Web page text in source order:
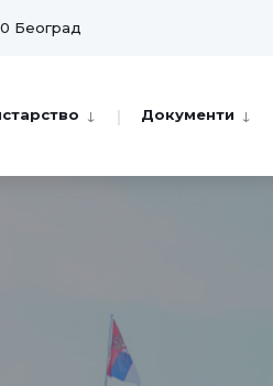
Београд
Документи